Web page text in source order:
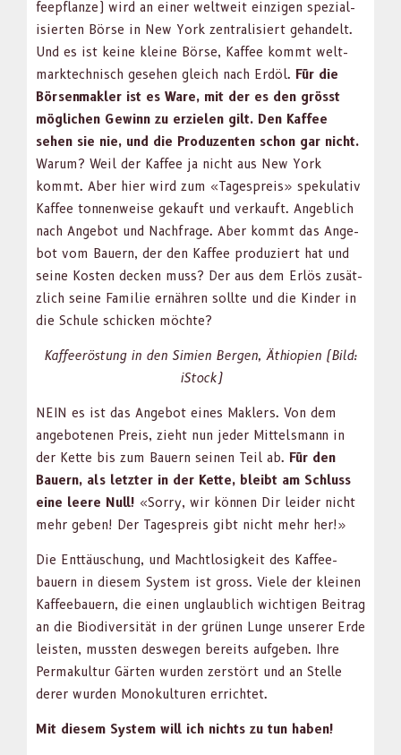
feep­flanze) wird an ein­er weltweit einzi­gen spezial­
isierten Börse in New York zen­tral­isiert gehan­delt.
Und es ist keine kleine Börse, Kaf­fee kommt welt­
mark­tech­nisch gese­hen gle­ich nach Erdöl. Für die
Börsen­mak­ler ist es Ware, mit der es den grösst
möglichen Gewinn zu erzie­len gilt. Den Kaf­fee
sehen sie nie, und die Pro­duzen­ten schon gar nicht.
Warum? Weil der Kaf­fee ja nicht aus New York
kommt. Aber hier wird zum «Tage­spreis» speku­la­tiv
Kaf­fee ton­nen­weise gekauft und verkauft. Ange­blich
nach Ange­bot und Nach­frage. Aber kommt das Ange­
bot vom Bauern, der den Kaf­fee pro­duziert hat und
seine Kosten deck­en muss? Der aus dem Erlös zusät­
zlich seine Fam­i­lie ernähren sollte und die Kinder in
die Schule schick­en möchte?
Kaf­feerös­tung in den Simien Bergen, Äthiopi­en (Bild:
iStock)
NEIN es ist das Ange­bot eines Mak­lers. Von dem
ange­bote­nen Preis, zieht nun jed­er Mit­tels­mann in
der Kette bis zum Bauern seinen Teil ab. Für den
Bauern, als let­zter in der Kette, bleibt am Schluss
eine leere Null! «Sor­ry, wir kön­nen Dir lei­der nicht
mehr geben! Der Tage­spreis gibt nicht mehr her!»
Die Ent­täuschung, und Macht­losigkeit des Kaf­fee­
bauern in diesem Sys­tem ist gross. Viele der kleinen
Kaf­fee­bauern, die einen unglaublich wichti­gen Beitrag
an die Bio­di­ver­sität in der grü­nen Lunge unser­er Erde
leis­ten, mussten deswe­gen bere­its aufgeben. Ihre
Per­makul­tur Gärten wur­den zer­stört und an Stelle
der­er wur­den Monokul­turen errichtet.
Mit diesem Sys­tem will ich nichts zu tun haben!